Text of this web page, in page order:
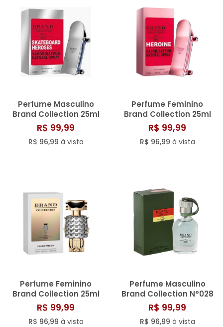
Perfume Masculino
Brand Collection 25ml
N° 347
R$ 99,99
R$ 96,99 à vista
Perfume Feminino
Brand Collection 25ml
N° 340
R$ 99,99
R$ 96,99 à vista
Perfume Feminino
Brand Collection 25ml
N° 365
R$ 99,99
R$ 96,99 à vista
Perfume Masculino
Brand Collection N°028
- 25ML
R$ 99,99
R$ 96,99 à vista